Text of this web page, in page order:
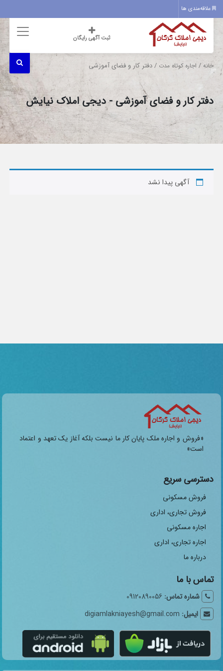
علاقه‌مندی ها
ثبت آگهی رایگان
خانه / اجاره کوتاه مدت / دفتر کار و فضای آموزشی
دفتر کار و فضای آموزشی - دیجی املاک نیایش
آگهی پیدا نشد
«فروش و اجاره ملک پایان کار ما نیست بلکه آغاز یک تعهد و اعتماد
است»
دسترسی سریع
فروش مسکونی
فروش تجاری، اداری
اجاره مسکونی
اجاره تجاری، اداری
درباره ما
تماس با ما
شماره تماس: 09120890056
ایمیل: digiamlakniayesh@gmail.com